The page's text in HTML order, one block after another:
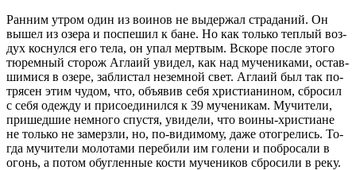
Ран­ним утром один из во­и­нов не вы­дер­жал стра­да­ний. Он
вы­шел из озе­ра и по­спе­шил к бане. Но как толь­ко теп­лый воз­
дух кос­нул­ся его те­ла, он упал мерт­вым. Вско­ре по­сле это­го
тю­рем­ный сто­рож Аг­лаий уви­дел, как над му­че­ни­ка­ми, остав­
ши­ми­ся в озе­ре, за­бли­стал незем­ной свет. Аг­лаий был так по­
тря­сен этим чу­дом, что, объ­явив се­бя хри­сти­а­ни­ном, сбро­сил
с се­бя одеж­ду и при­со­еди­нил­ся к 39 му­че­ни­кам. Му­чи­те­ли,
при­шед­шие немно­го спу­стя, уви­де­ли, что во­и­ны-хри­сти­ане
не толь­ко не за­мерз­ли, но, по-ви­ди­мо­му, да­же ото­гре­лись. То­
гда му­чи­те­ли мо­ло­та­ми пе­ре­би­ли им го­ле­ни и по­бро­са­ли в
огонь, а по­том обуг­лен­ные ко­сти му­че­ни­ков сбро­си­ли в ре­ку.